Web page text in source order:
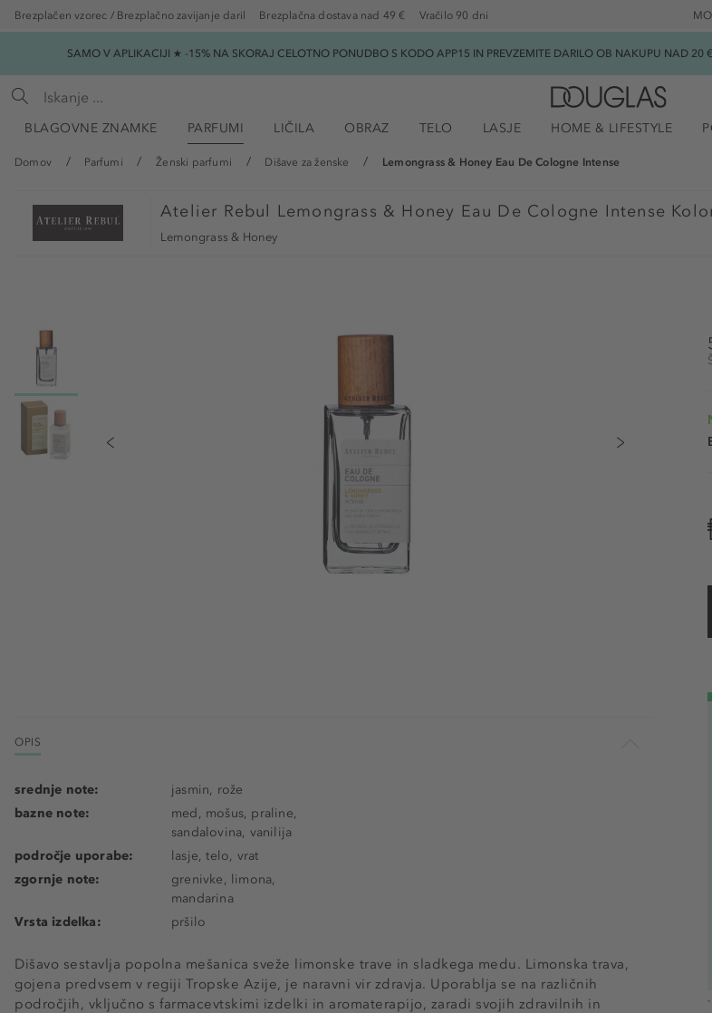
Brezplačen vzorec / Brezplačno zavijanje daril Brezplačna dostava nad 49 € Vračilo 90 dni
SAMO V APLIKACIJI ★ -15% NA SKORAJ CELOTNO PONUDBO S KODO APP15 IN PREVZEMITE DARILO OB NAKUPU NAD
BLAGOVNE ZNAMKE PARFUMI LIČILA OBRAZ TELO LASJE HOME & LIFESTYLE
Domov Parfumi Ženski parfumi Dišave za ženske Lemongrass & Honey Eau De Cologne Intense
Atelier Rebul Lemongrass & Honey Eau De Cologne Intense
Lemongrass & Honey
OPIS
Dišavo sestavlja popolna mešanica sveže limonske trave in sladkega medu. Limonska trava,
gojena predvsem v regiji Tropske Azije, je naravni vir zdravja. Uporablja se na različnih
področjih, vključno s farmacevtskimi izdelki in aromaterapijo, zaradi svojih zdravilnih in
srednje note:
jasmin, rože
bazne note:
med, mošus, praline,
sandalovina, vanilija
področje uporabe:
lasje, telo, vrat
zgornje note:
grenivke, limona,
mandarina
Vrsta izdelka:
pršilo